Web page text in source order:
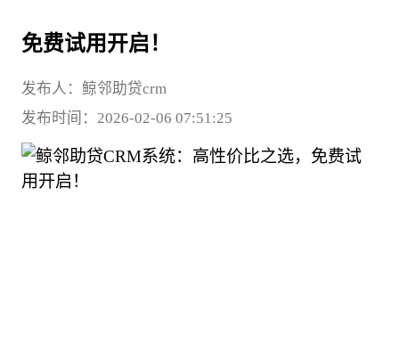
免费试用开启！
发布人：鲸邻助贷crm
发布时间：2026-02-06 07:51:25